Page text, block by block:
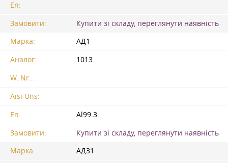
En:
Замовити:
Купити зі складу, переглянути наявність
Марка:
АД1
Аналог:
1013
W. Nr.:
Aisi Uns:
En:
Al99.3
Замовити:
Купити зі складу, переглянути наявність
Марка:
АД31